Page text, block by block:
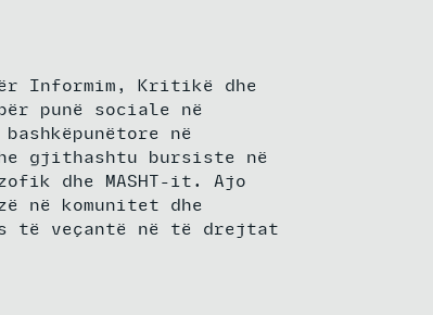
Informim, Kritikë dhe
punë sociale në
në
gjithashtu bursiste në
dhe MASHT-it. Ajo
në komunitet dhe
të veçantë në të drejtat